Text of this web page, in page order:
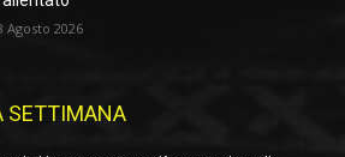
Agosto 2026
SETTIMANA